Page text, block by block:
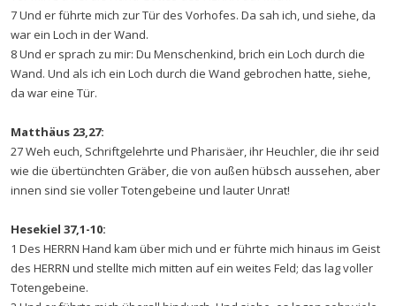
7 Und er führte mich zur Tür des Vorhofes. Da sah ich, und siehe, da
war ein Loch in der Wand.
8 Und er sprach zu mir: Du Menschenkind, brich ein Loch durch die
Wand. Und als ich ein Loch durch die Wand gebrochen hatte, siehe,
da war eine Tür.
Matthäus 23,27:
27 Weh euch, Schriftgelehrte und Pharisäer, ihr Heuchler, die ihr seid
wie die übertünchten Gräber, die von außen hübsch aussehen, aber
innen sind sie voller Totengebeine und lauter Unrat!
Hesekiel 37,1-10:
1 Des HERRN Hand kam über mich und er führte mich hinaus im Geist
des HERRN und stellte mich mitten auf ein weites Feld; das lag voller
Totengebeine.